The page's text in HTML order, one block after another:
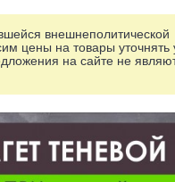
внешнеполитической
цены на товары уточнять
на сайте не